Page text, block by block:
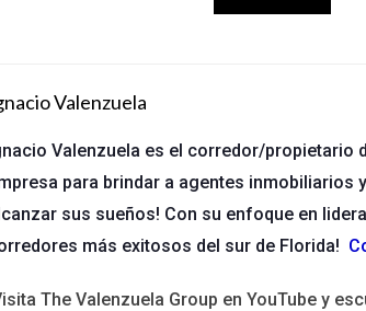
agentes deben:
perfiles actualizados en plataformas como
preguntas, participar en debates y compartir
en redes sociales permite a los agentes
propiedades, sino también una vía para
Valenzuela
Valenzuela es el corredor/propietario
para brindar a agentes inmobiliarios
sus sueños! Con su enfoque en
más exitosos del sur de Florida!
The Valenzuela Group en YouTube y